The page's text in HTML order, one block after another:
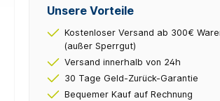
Unsere Vorteile
Kostenloser Versand ab 300€
(außer Sperrgut)
Versand innerhalb von 24h
30 Tage Geld-Zurück-Garantie
Bequemer Kauf auf Rechnung